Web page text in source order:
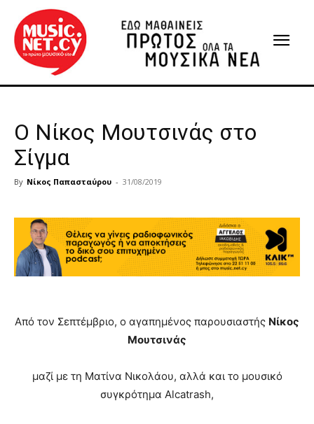
Ο Νίκος Μουτσινάς στο
Σίγμα
By Νίκος Παπασταύρου - 31/08/2019
Από τον Σεπτέμβριο, ο αγαπημένος παρουσιαστής Νίκος
Μουτσινάς
μαζί με τη Ματίνα Νικολάου, αλλά και το μουσικό
συγκρότημα Alcatrash,